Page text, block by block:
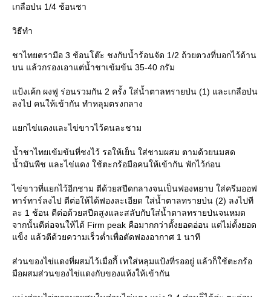
เกลือป่น 1/4 ช้อนชา
วิธีทำ
ชาไทยตรามือ 3 ช้อนโต๊ะ ชงกับน้ำร้อนจัด 1/2 ถ้วยตวงที่บอกไว้ด้าน
บน แล้วกรองเอาแต่น้ำชาเข้มข้น 35-40 กรัม
ป้งเค้ก ผงฟู ร่อนรวมกัน 2 ครั้ง ใส่น้ำตาลทรายป่น (1) และเกลือป่น
ลงไป คนให้เข้ากัน ทำหลุมตรงกลาง
กไข่แดงและไข่ขาวไว้คนละชาม
น้ำชาไทยเข้มข้นที่ชงไว้ รอให้เย็น ใส่ชามผสม ตามด้วยนมสด
น้ำมันพืช และไข่แดง ใช้ตะกร้อมือคนให้เข้ากัน พักไว้ก่อน
ไข่ขาวที่แยกไว้อีกชาม ตีด้วยสปีดกลางจนเป็นฟองหยาบ ใส่ครีมออฟ
ทาร์ทาร์ลงไป ตีต่อให้ได้ฟองละเอียด ใส่น้ำตาลทรายป่น (2) ลงไปที
ละ 1 ช้อน ตีต่อด้วยสปีดสูงและสลับกับใส่น้ำตาลทรายป่นจนหมด
จากนั้นตีต่อจนให้ได้ Firm peak คือมากกว่าตั้งยอดอ่อน แต่ไม่ตั้งยอด
ข็ง แล้วตีด้วยความเร็วต่ำเพื่อตัดฟองอากาศ 1 นาที
ส่วนของไข่แดงที่ผสมไว้เมื่อกี้ เทใส่หลุมแป้งที่รออยู่ แล้วก็ใช้ตะกร้อ
มือผสมส่วนของไข่แดงกับของแห้งให้เข้ากัน